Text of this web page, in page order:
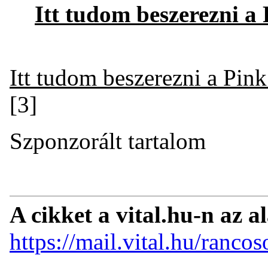
Itt tudom beszerezni
Itt tudom beszerezni a
[3]
Szponzorált tartalom
A cikket a vital.hu-n az
https://mail.vital.hu/